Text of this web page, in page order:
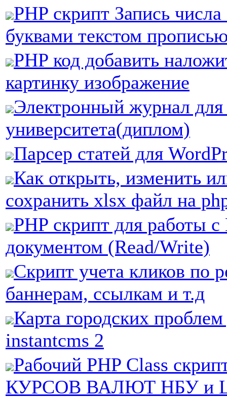
PHP скрипт Запись
буквами текстом
PHP код добавить
картинку изображение
Электронный журнал
университета(диплом)
Парсер статей для
Как открыть, изменить
сохранить xlsx файл на
PHP скрипт для работы
документом (Read/Write)
Скрипт учета кликов по
баннерам, ссылкам и т.д
Карта городских
instantcms 2
Рабочий PHP Class
КУРСОВ ВАЛЮТ НБУ и